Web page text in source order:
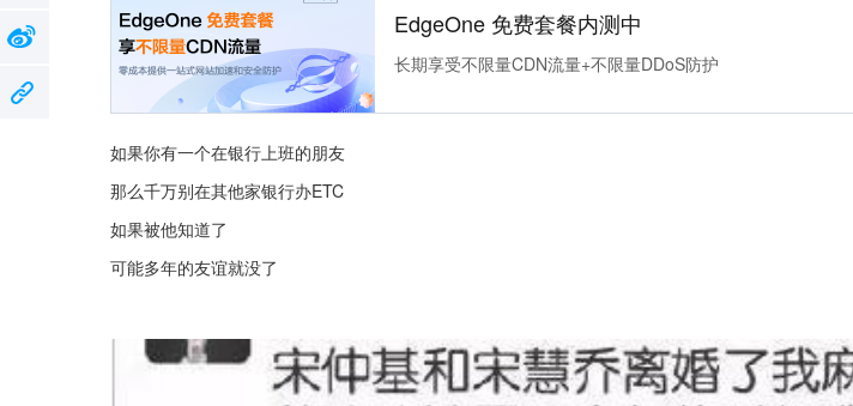
EdgeOne 免费套餐内测中
长期享受不限量CDN流量+不限量DDoS防护
如果你有一个在银行上班的朋友
那么千万别在其他家银行办ETC
如果被他知道了
可能多年的友谊就没了